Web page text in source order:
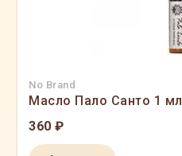
No Brand
Масло Пало Санто 1 мл
360 ₽